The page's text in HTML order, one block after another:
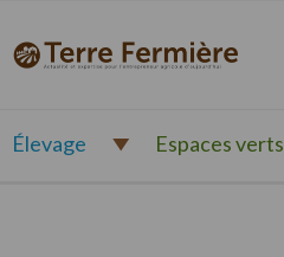
navigation
contenu
principal
pied
de
Terre
Fermière
Actualité
et
pour
Élevage Espaces verts